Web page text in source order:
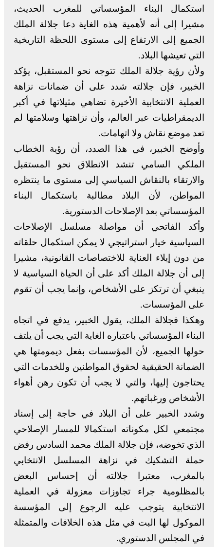
استكمال البناء المؤسساتي للمغرب الحديث،
مشيرا إلى أنه لأهمية هذه الغاية دعا جلالة الملك
الجميع إلى الارتفاع إلى مستوى اللحظة التاريخية
التي تعيشها البلاد.
ولأن رؤية جلالة الملك تتوجه نحو المستقبل، يؤكد
الخبير، فإن جلالته شدد على أن ضمانات نزاهة
العملية الانتخابية الأخيرة تضاهي مثيلاتها في أكبر
الديمقراطيات عبر العالم، وأن نزاهتها وسلامتها لم
تعد موضع نقاش ولا اتهامات.
وأوضح الخبير، في هذا الصدد، أن رؤية الخطاب
الملكي السامي تنشد الانطلاق نحو المستقبل
والارتقاء بالنقاش السياسي إلى مستوى ما ينتظره
المواطن، لأن البلاد مطالبة باستكمال البناء
المؤسساتي بعد الإصلاحات الدستورية.
وأكد الفاتحي أن مواصلة مسلسل الإصلاحات
السياسية خيار استراتيجي لا يمكن استكمال حلقاته
من دون إيلاء العناية للاختصاصات القانونية، مشيرا
إلى أن جلالة الملك أكد على أن الحياة السياسية لا
ينبغي أن ترتكز على الأشخاص، وإنما يجب أن تقوم
على المؤسسات.
وهكذا فجلالة الملك، يقول الخبير، يدفع في اتجاه
البناء المؤسساتي باعتباره الغاية التي يجب أن يلتف
حولها الجميع، لأن المؤسسات بفعل ديمومتها هي
الضمانة الحقيقية لحقوق المواطنين وللخدمات التي
يحتاجون إليها، والتي لا يجب أن تكون رهن أهواء
الأشخاص ورغباتهم.
وشدد الخبير على أن البلاد في حاجة إلى إسناد
مجتمعي لكل مكوناته استكمالا للمسار الإصلاحي
الذي تخوضه، فإن جلالة الملك محمد السادس رفض
حملة التشكيك في نزاهة المسلسل الانتخابي
بالمغرب، معتبرا جلالته أن إحساس البعض
بالمظلومية جراء تجاوزات معزولة في العملية
الانتخابية يتوجب عليه الرجوع إلى المؤسسة
الموكول لها البت في مثل هذه الخلافات والمتمثلة
في المجلس الدستوري.